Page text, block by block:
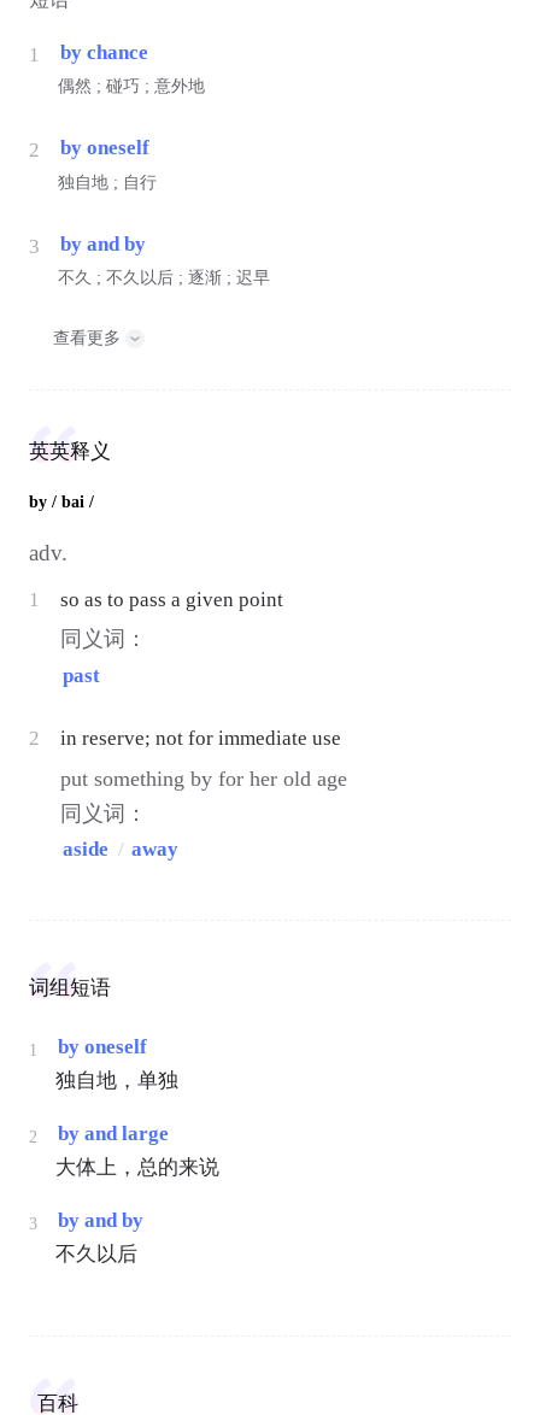
1 by chance
偶然 ; 碰巧 ; 意外地
2 by oneself
独自地 ; 自行
3 by and by
不久 ; 不久以后 ; 逐渐 ; 迟早
查看更多
英英释义
by / bai /
adv.
1 so as to pass a given point
同义词：
past
2 in reserve; not for immediate use
put something by for her old age
同义词：
aside / away
词组短语
1
by oneself
独自地，单独
2
by and large
大体上，总的来说
3
by and by
不久以后
百科